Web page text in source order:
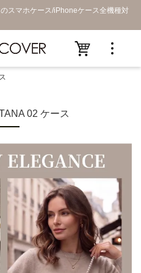
スマホケース/iPhoneケース全機種対
02 ケース